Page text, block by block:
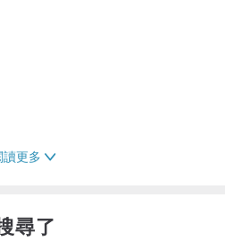
讀更多
尋了